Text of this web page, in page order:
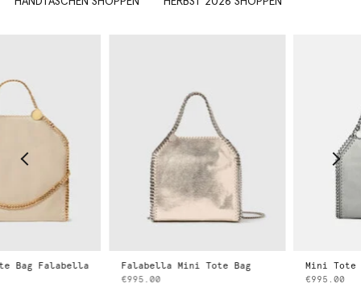
Falabella Mini Tote Bag
Mini Tote Bag Falabella